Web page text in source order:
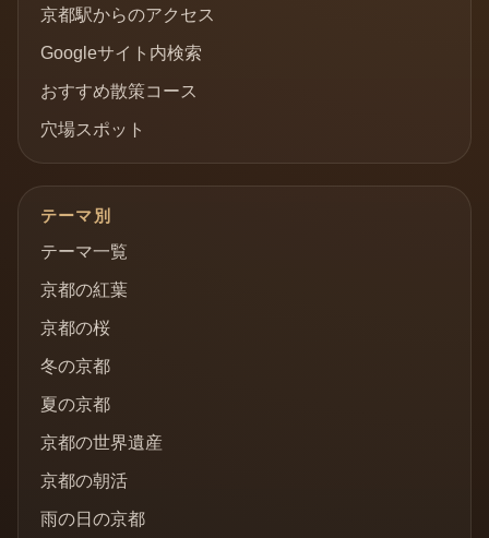
京都駅からのアクセス
Googleサイト内検索
おすすめ散策コース
穴場スポット
テーマ別
テーマ一覧
京都の紅葉
京都の桜
冬の京都
夏の京都
京都の世界遺産
京都の朝活
雨の日の京都